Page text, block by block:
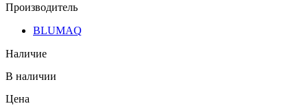
Производитель
BLUMAQ
Наличие
В наличии
Цена